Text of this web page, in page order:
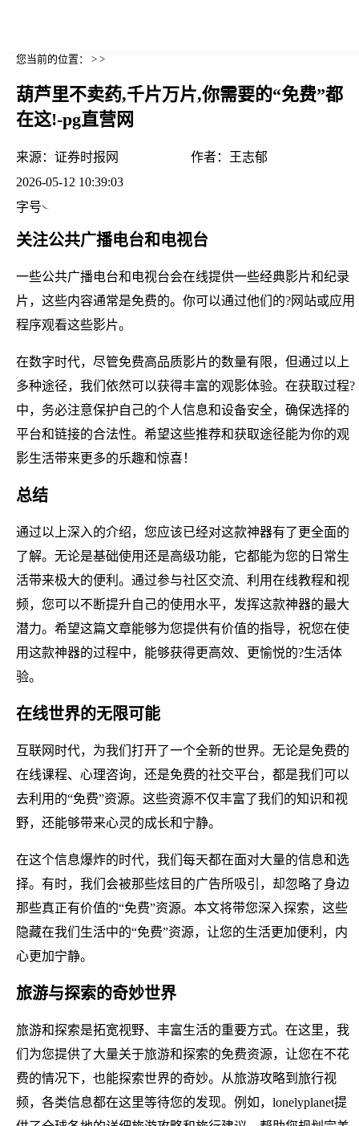
您当前的位置： > >
葫芦里不卖药,千片万片,你需要的“免费”都
在这!-pg直营网
来源： 证券时报网 作者：
王志郁
2026-05-12 10:39:03
字号
关注公共广播电台和电视台
一些公共广播电台和电视台会在线提供一些经典影片和纪录
片，这些内容通常是免费的。你可以通过他们的?网站或应用
程序观看这些影片。
在数字时代，尽管免费高品质影片的数量有限，但通过以上
多种途径，我们依然可以获得丰富的观影体验。在获取过程?
中，务必注意保护自己的个人信息和设备安全，确保选择的
平台和链接的合法性。希望这些推荐和获取途径能为你的观
影生活带来更多的乐趣和惊喜！
总结
通过以上深入的介绍，您应该已经对这款神器有了更全面的
了解。无论是基础使用还是高级功能，它都能为您的日常生
活带来极大的便利。通过参与社区交流、利用在线教程和视
频，您可以不断提升自己的使用水平，发挥这款神器的最大
潜力。希望这篇文章能够为您提供有价值的指导，祝您在使
用这款神器的过程中，能够获得更高效、更愉悦的?生活体
验。
在线世界的无限可能
互联网时代，为我们打开了一个全新的世界。无论是免费的
在线课程、心理咨询，还是免费的社交平台，都是我们可以
去利用的“免费”资源。这些资源不仅丰富了我们的知识和视
野，还能够带来心灵的成长和宁静。
在这个信息爆炸的时代，我们每天都在面对大量的信息和选
择。有时，我们会被那些炫目的广告所吸引，却忽略了身边
那些真正有价值的“免费”资源。本文将带您深入探索，这些
隐藏在我们生活中的“免费”资源，让您的生活更加便利，内
心更加宁静。
旅游与探索的奇妙世界
旅游和探索是拓宽视野、丰富生活的重要方式。在这里，我
们为您提供了大量关于旅游和探索的免费资源，让您在不花
费的情况下，也能探索世界的奇妙。从旅游攻略到旅行视
频，各类信息都在这里等待您的发现。例如，lonelyplanet提